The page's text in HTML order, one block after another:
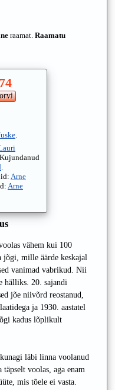
raamat. Raamatu
.
.
Arne
Arne
vähem kui 100
jõgi, mille äärde keskajal
vanimad vabrikud. Nii
hälliks. 20. sajandi
jõe niivõrd reostanud,
ja 1930. aastatel
kadus lõplikult
läbi linna voolanud
täpselt voolas, aga enam
mis tõele ei vasta.